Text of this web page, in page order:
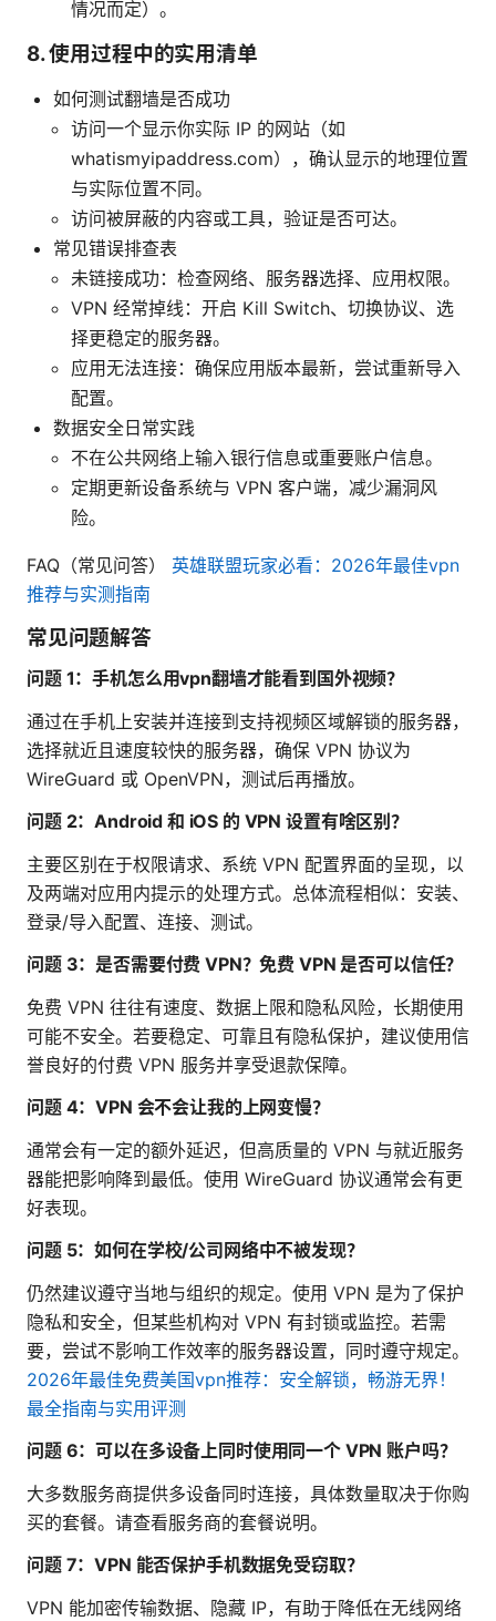
情况而定）。
8. 使用过程中的实用清单
如何测试翻墙是否成功
访问一个显示你实际 IP 的网站（如
whatismyipaddress.com），确认显示的地理位置
与实际位置不同。
访问被屏蔽的内容或工具，验证是否可达。
常见错误排查表
未链接成功：检查网络、服务器选择、应用权限。
VPN 经常掉线：开启 Kill Switch、切换协议、选
择更稳定的服务器。
应用无法连接：确保应用版本最新，尝试重新导入
配置。
数据安全日常实践
不在公共网络上输入银行信息或重要账户信息。
定期更新设备系统与 VPN 客户端，减少漏洞风
险。
FAQ（常见问答） 英雄联盟玩家必看：2026年最佳vpn
推荐与实测指南
常见问题解答
问题 1：手机怎么用vpn翻墙才能看到国外视频？
通过在手机上安装并连接到支持视频区域解锁的服务器，
选择就近且速度较快的服务器，确保 VPN 协议为
WireGuard 或 OpenVPN，测试后再播放。
问题 2：Android 和 iOS 的 VPN 设置有啥区别？
主要区别在于权限请求、系统 VPN 配置界面的呈现，以
及两端对应用内提示的处理方式。总体流程相似：安装、
登录/导入配置、连接、测试。
问题 3：是否需要付费 VPN？免费 VPN 是否可以信任？
免费 VPN 往往有速度、数据上限和隐私风险，长期使用
可能不安全。若要稳定、可靠且有隐私保护，建议使用信
誉良好的付费 VPN 服务并享受退款保障。
问题 4：VPN 会不会让我的上网变慢？
通常会有一定的额外延迟，但高质量的 VPN 与就近服务
器能把影响降到最低。使用 WireGuard 协议通常会有更
好表现。
问题 5：如何在学校/公司网络中不被发现？
仍然建议遵守当地与组织的规定。使用 VPN 是为了保护
隐私和安全，但某些机构对 VPN 有封锁或监控。若需
要，尝试不影响工作效率的服务器设置，同时遵守规定。
2026年最佳免费美国vpn推荐：安全解锁，畅游无界！
最全指南与实用评测
问题 6：可以在多设备上同时使用同一个 VPN 账户吗？
大多数服务商提供多设备同时连接，具体数量取决于你购
买的套餐。请查看服务商的套餐说明。
问题 7：VPN 能否保护手机数据免受窃取？
VPN 能加密传输数据、隐藏 IP，有助于降低在无线网络